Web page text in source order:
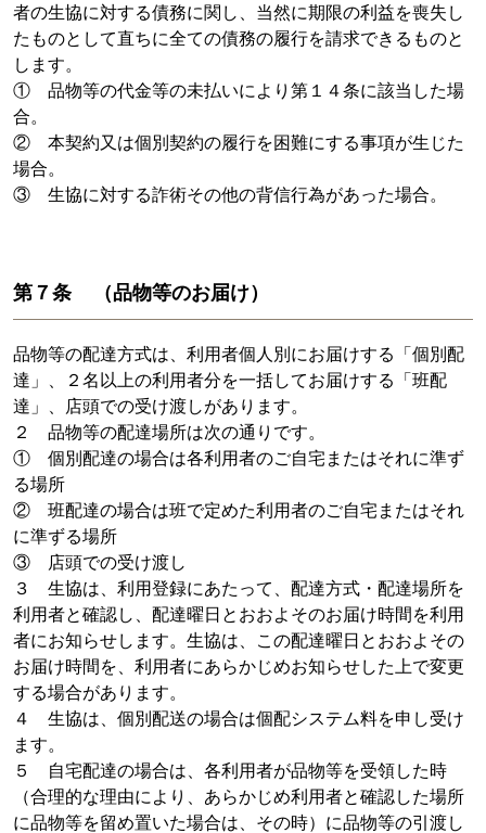
者の生協に対する債務に関し、当然に期限の利益を喪失し
たものとして直ちに全ての債務の履行を請求できるものと
します。
① 品物等の代金等の未払いにより第１４条に該当した場
合。
② 本契約又は個別契約の履行を困難にする事項が生じた
場合。
③ 生協に対する詐術その他の背信行為があった場合。
第７条 （品物等のお届け）
品物等の配達方式は、利用者個人別にお届けする「個別配
達」、２名以上の利用者分を一括してお届けする「班配
達」、店頭での受け渡しがあります。
２ 品物等の配達場所は次の通りです。
① 個別配達の場合は各利用者のご自宅またはそれに準ず
る場所
② 班配達の場合は班で定めた利用者のご自宅またはそれ
に準ずる場所
③ 店頭での受け渡し
３ 生協は、利用登録にあたって、配達方式・配達場所を
利用者と確認し、配達曜日とおおよそのお届け時間を利用
者にお知らせします。生協は、この配達曜日とおおよその
お届け時間を、利用者にあらかじめお知らせした上で変更
する場合があります。
４ 生協は、個別配送の場合は個配システム料を申し受け
ます。
５ 自宅配達の場合は、各利用者が品物等を受領した時
（合理的な理由により、あらかじめ利用者と確認した場所
に品物等を留め置いた場合は、その時）に品物等の引渡し